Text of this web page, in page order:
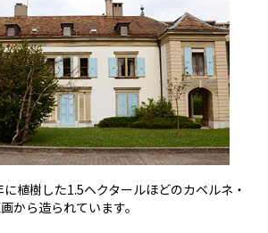
植樹した1.5ヘクタールほどのカベルネ・
から造られています。